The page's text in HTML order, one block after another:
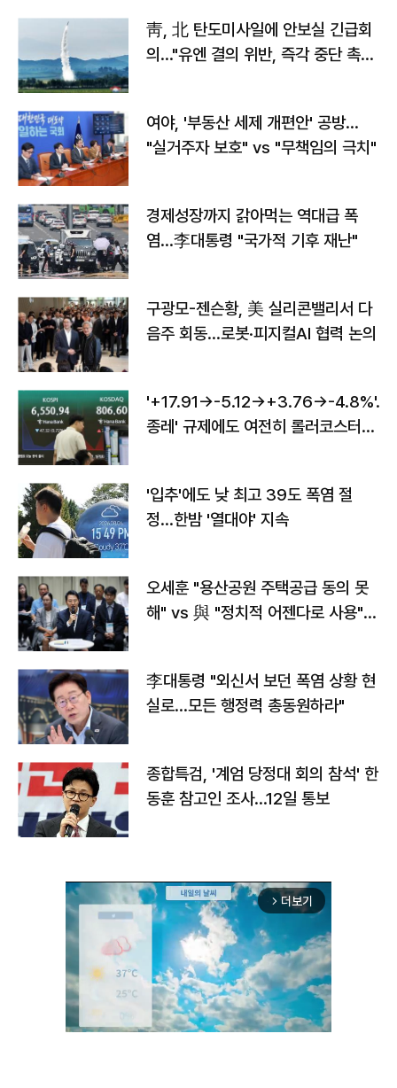
靑, 北 탄도미사일에 안보실 긴급회
의…"유엔 결의 위반, 즉각 중단 촉
여야, '부동산 세제 개편안' 공방…
"실거주자 보호" vs "무책임의 극치"
경제성장까지 갉아먹는 역대급 폭
염…李대통령 "국가적 기후 재난"
구광모-젠슨황, 美 실리콘밸리서 다
음주 회동…로봇·피지컬AI 협력 논의
'+17.91→-5.12→+3.76→-4.8%'…'
종레' 규제에도 여전히 롤러코스터
'입추'에도 낮 최고 39도 폭염 절
정…한밤 '열대야' 지속
오세훈 "용산공원 주택공급 동의 못
해" vs 與 "정치적 어젠다로 사용"
李대통령 "외신서 보던 폭염 상황 현
실로…모든 행정력 총동원하라"
종합특검, '계엄 당정대 회의 참석' 한
동훈 참고인 조사...12일 통보
arrow_forward_ios 더보기